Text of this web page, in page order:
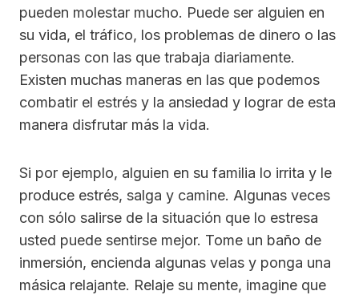
pueden molestar mucho. Puede ser alguien en
su vida, el tráfico, los problemas de dinero o las
personas con las que trabaja diariamente.
Existen muchas maneras en las que podemos
combatir el estrés y la ansiedad y lograr de esta
manera disfrutar más la vida.
Si por ejemplo, alguien en su familia lo irrita y le
produce estrés, salga y camine. Algunas veces
con sólo salirse de la situación que lo estresa
usted puede sentirse mejor. Tome un baño de
inmersión, encienda algunas velas y ponga una
másica relajante. Relaje su mente, imagine que